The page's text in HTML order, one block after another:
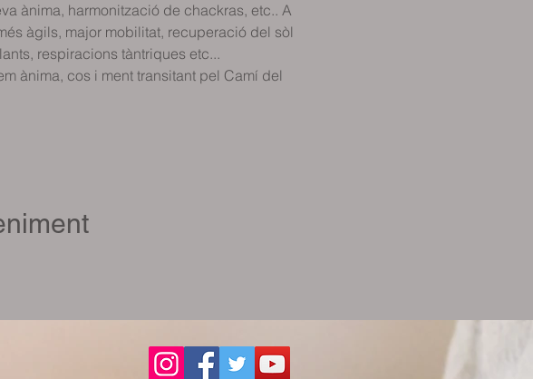
ànima, harmonització de chackras, etc.. A
àgils, major mobilitat, recuperació del sòl
respiracions tàntriques etc...
ànima, cos i ment transitant pel Camí del